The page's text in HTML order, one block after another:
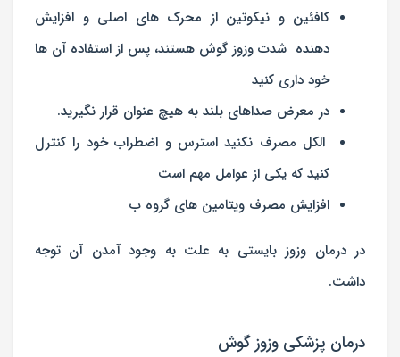
کافئین و نیکوتین از محرک های اصلی و افزایش
دهنده شدت وزوز گوش هستند، پس از استفاده آن ها
خود داری کنید
در معرض صداهای بلند به هیچ عنوان قرار نگیرید.
الکل مصرف نکنید استرس و اضطراب خود را کنترل
کنید که یکی از عوامل مهم است
افزایش مصرف ویتامین های گروه ب
در درمان وزوز بایستی به علت به وجود آمدن آن توجه
داشت.
درمان پزشکی وزوز گوش